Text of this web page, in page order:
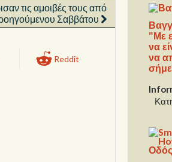
τις αμοιβές τους από
Σαββάτου
Reddit
"Με
να
να